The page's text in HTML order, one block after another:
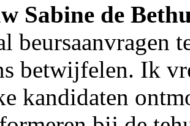
Sabine de
betwijfelen. Ik
kandidaten